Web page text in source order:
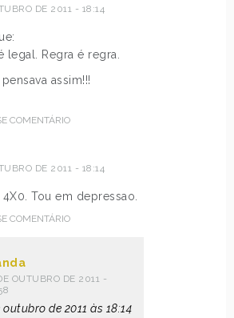
DE 2011 - 18:14
legal. Regra é regra.
assim!!!
COMENTÁRIO
DE 2011 - 18:14
Tou em depressao.
COMENTÁRIO
OUTUBRO DE 2011 -
outubro de 2011 às 18:14